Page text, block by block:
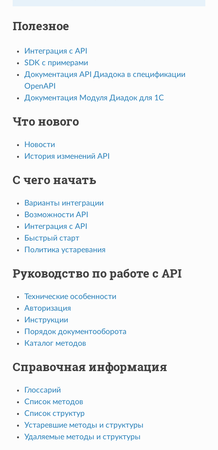
Полезное
Интеграция с API
SDK с примерами
Документация API Диадока в спецификации
OpenAPI
Документация Модуля Диадок для 1С
Что нового
Новости
История изменений API
С чего начать
Варианты интеграции
Возможности API
Интеграция с API
Быстрый старт
Политика устаревания
Руководство по работе с API
Технические особенности
Авторизация
Инструкции
Порядок документооборота
Каталог методов
Справочная информация
Глоссарий
Список методов
Список структур
Устаревшие методы и структуры
Удаляемые методы и структуры